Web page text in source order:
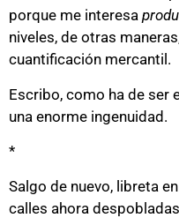
porque me interesa
niveles, de otras
cuantificación mercantil.
Escribo, como ha de ser
una enorme ingenuidad.
*
Salgo de nuevo, libreta
calles ahora